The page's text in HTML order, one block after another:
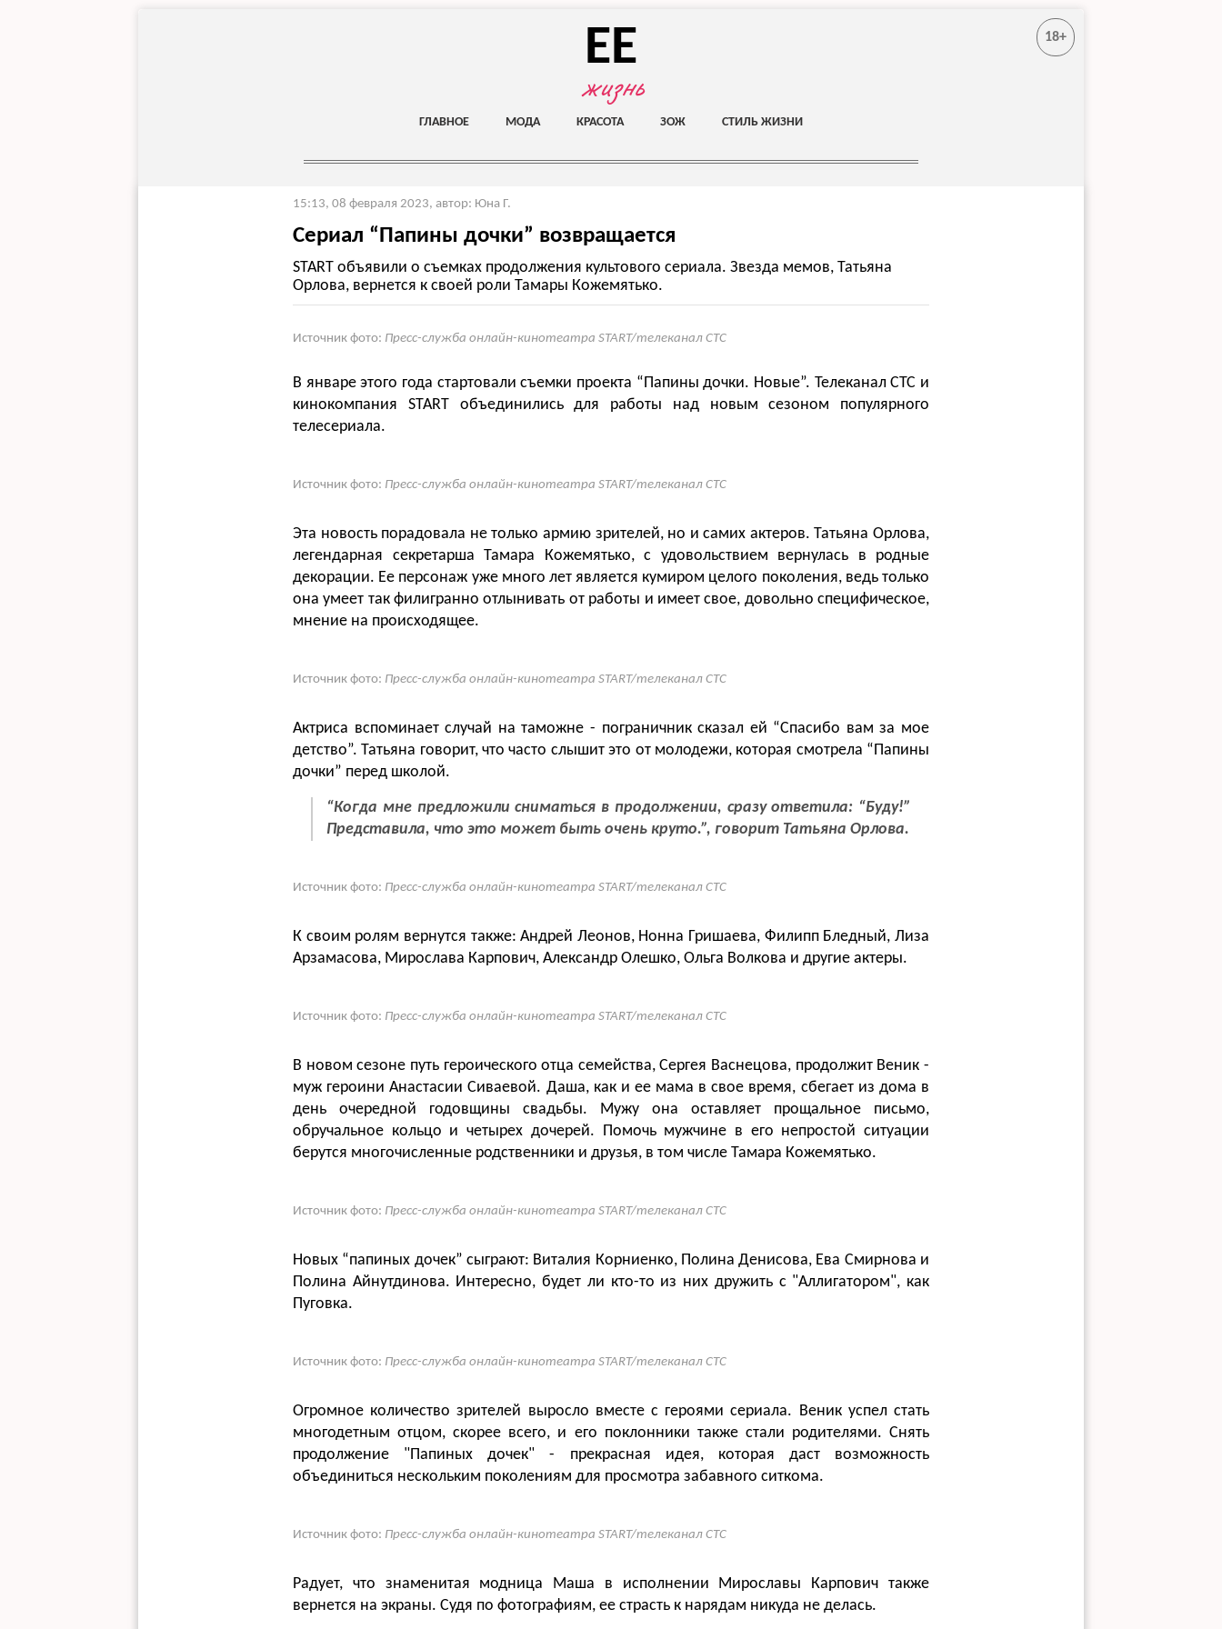
EE
жизнь
18+
ГЛАВНОЕ МОДА КРАСОТА ЗОЖ СТИЛЬ ЖИЗНИ
15:13, 08 февраля 2023, автор: Юна Г.
Сериал “Папины дочки” возвращается
START объявили о съемках продолжения культового сериала. Звезда мемов, Татьяна
Орлова, вернется к своей роли Тамары Кожемятько.
Источник фото: Пресс-служба онлайн-кинотеатра START/телеканал СТС
В январе этого года стартовали съемки проекта “Папины дочки. Новые”. Телеканал СТС и
кинокомпания START объединились для работы над новым сезоном популярного
телесериала.
Источник фото: Пресс-служба онлайн-кинотеатра START/телеканал СТС
Эта новость порадовала не только армию зрителей, но и самих актеров. Татьяна Орлова,
легендарная секретарша Тамара Кожемятько, с удовольствием вернулась в родные
декорации. Ее персонаж уже много лет является кумиром целого поколения, ведь только
она умеет так филигранно отлынивать от работы и имеет свое, довольно специфическое,
мнение на происходящее.
Источник фото: Пресс-служба онлайн-кинотеатра START/телеканал СТС
Актриса вспоминает случай на таможне - пограничник сказал ей “Спасибо вам за мое
детство”. Татьяна говорит, что часто слышит это от молодежи, которая смотрела “Папины
дочки” перед школой.
“Когда мне предложили сниматься в продолжении, сразу ответила: “Буду!”
Представила, что это может быть очень круто.”, говорит Татьяна Орлова.
Источник фото: Пресс-служба онлайн-кинотеатра START/телеканал СТС
К своим ролям вернутся также: Андрей Леонов, Нонна Гришаева, Филипп Бледный, Лиза
Арзамасова, Мирослава Карпович, Александр Олешко, Ольга Волкова и другие актеры.
Источник фото: Пресс-служба онлайн-кинотеатра START/телеканал СТС
В новом сезоне путь героического отца семейства, Сергея Васнецова, продолжит Веник -
муж героини Анастасии Сиваевой. Даша, как и ее мама в свое время, сбегает из дома в
день очередной годовщины свадьбы. Мужу она оставляет прощальное письмо,
обручальное кольцо и четырех дочерей. Помочь мужчине в его непростой ситуации
берутся многочисленные родственники и друзья, в том числе Тамара Кожемятько.
Источник фото: Пресс-служба онлайн-кинотеатра START/телеканал СТС
Новых “папиных дочек” сыграют: Виталия Корниенко, Полина Денисова, Ева Смирнова и
Полина Айнутдинова. Интересно, будет ли кто-то из них дружить с "Аллигатором", как
Пуговка.
Источник фото: Пресс-служба онлайн-кинотеатра START/телеканал СТС
Огромное количество зрителей выросло вместе с героями сериала. Веник успел стать
многодетным отцом, скорее всего, и его поклонники также стали родителями. Снять
продолжение "Папиных дочек" - прекрасная идея, которая даст возможность
объединиться нескольким поколениям для просмотра забавного ситкома.
Источник фото: Пресс-служба онлайн-кинотеатра START/телеканал СТС
Радует, что знаменитая модница Маша в исполнении Мирославы Карпович также
вернется на экраны. Судя по фотографиям, ее страсть к нарядам никуда не делась.